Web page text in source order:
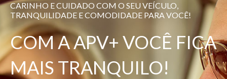
CARINHO E CUIDADO COM O SEU VEÍCULO,
TRANQUILIDADE E COMODIDADE PARA VOCÊ!
COM A APV+ VOCÊ FICA
MAIS TRANQUILO!